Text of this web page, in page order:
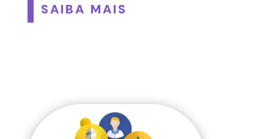
SAIBA MAIS